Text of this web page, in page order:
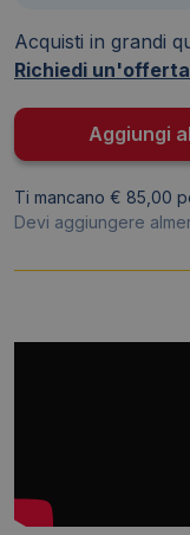
Acquisti in grandi
Richiedi
Aggiungi
Ti mancano € 85,00
Devi aggiungere